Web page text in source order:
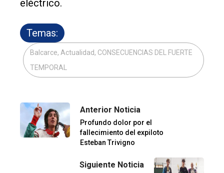
eléctrico.
Temas:
Balcarce, Actualidad, CONSECUENCIAS DEL FUERTE
TEMPORAL
Anterior Noticia
Profundo dolor por el
fallecimiento del expiloto
Esteban Trivigno
Siguiente Noticia